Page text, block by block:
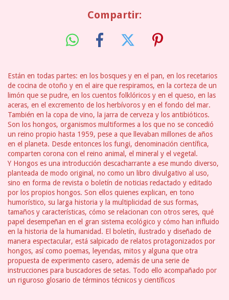
Compartir:
Están en todas partes: en los bosques y en el pan, en los recetarios
de cocina de otoño y en el aire que respiramos, en la corteza de un
limón que se pudre, en los cuentos folklóricos y en el queso, en las
aceras, en el excremento de los herbívoros y en el fondo del mar.
También en la copa de vino, la jarra de cerveza y los antibióticos.
Son los hongos, organismos multiformes a los que no se concedió
un reino propio hasta 1959, pese a que llevaban millones de años
en el planeta. Desde entonces los fungi, denominación científica,
comparten corona con el reino animal, el mineral y el vegetal.
Y Hongos es una introducción descacharrante a ese mundo diverso,
planteada de modo original, no como un libro divulgativo al uso,
sino en forma de revista o boletín de noticias redactado y editado
por los propios hongos. Son ellos quienes explican, en tono
humorístico, su larga historia y la multiplicidad de sus formas,
tamaños y características, cómo se relacionan con otros seres, qué
papel desempeñan en el gran sistema ecológico y cómo han influido
en la historia de la humanidad. El boletín, ilustrado y diseñado de
manera espectacular, está salpicado de relatos protagonizados por
hongos, así como poemas, leyendas, mitos y alguna que otra
propuesta de experimento casero, además de una serie de
instrucciones para buscadores de setas. Todo ello acompañado por
un riguroso glosario de términos técnicos y científicos